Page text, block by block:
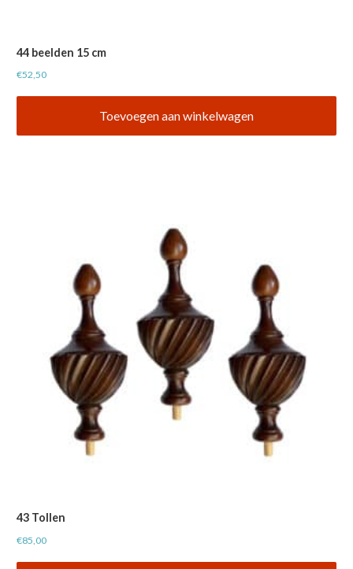
44 beelden 15 cm
€52,50
Toevoegen aan winkelwagen
43 Tollen
€85,00